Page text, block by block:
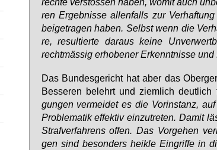
ren Er­geb­nis­se al­len­falls zur
bei­ge­tra­gen ha­ben. Selbst wenn die
re, re­sul­tier­te dar­aus kei­ne
recht­mäs­sig er­ho­be­ner Er­kennt­nis­se und
Das Bun­des­ge­richt hat aber das
Bes­se­ren be­lehrt und ziem­lich deut­lich
gun­gen ver­mei­det es die Vor­in­stanz,
Pro­ble­ma­tik ef­fek­tiv ein­zu­tre­ten. Da­mit
Straf­ver­fah­rens of­fen. Das Vor­ge­hen
gen sind be­son­ders heik­le Ein­grif­fe in